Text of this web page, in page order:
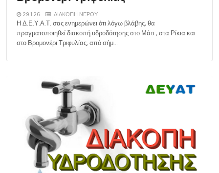
29.1.26 ΔΙΑΚΟΠΗ ΝΕΡΟΥ
Η Δ.Ε.Υ.Α.Τ. σας ενημερώνει ότι λόγω βλάβης, θα
πραγματοποιηθεί διακοπή υδροδότησης στο Μάτι , στα Ρίκια και
στο Βρομονέρι Τριφυλίας, από σήμ…